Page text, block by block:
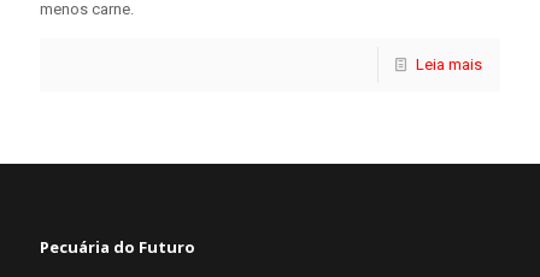
menos carne.
Leia mais
Pecuária do Futuro